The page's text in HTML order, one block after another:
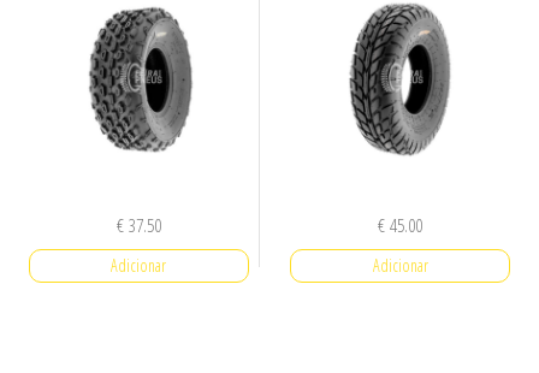
€37.50
Adicionar
€45.00
Adicionar